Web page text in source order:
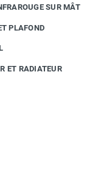
SUR MÂT
PLAFOND
ET RADIATEUR